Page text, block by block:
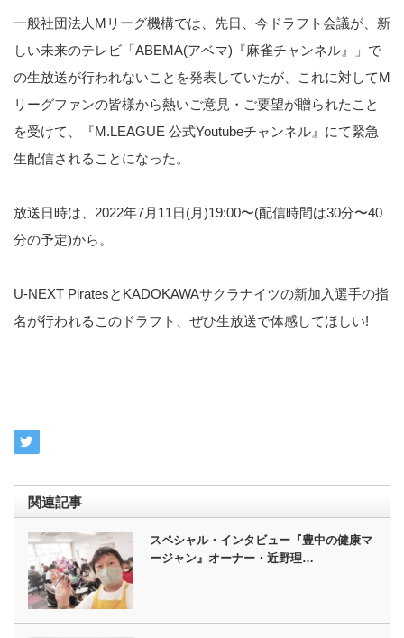
一般社団法人Mリーグ機構では、先日、今ドラフト会議が、新
しい未来のテレビ「ABEMA(アベマ)『麻雀チャンネル』」で
の生放送が行われないことを発表していたが、これに対してM
リーグファンの皆様から熱いご意見・ご要望が贈られたこと
を受けて、『M.LEAGUE 公式Youtubeチャンネル』にて緊急
生配信されることになった。
放送日時は、2022年7月11日(月)19:00〜(配信時間は30分〜40
分の予定)から。
U-NEXT PiratesとKADOKAWAサクラナイツの新加入選手の指
名が行われるこのドラフト、ぜひ生放送で体感してほしい!
関連記事
スペシャル・インタビュー『豊中の健康マ
ージャン』オーナー・近野理…